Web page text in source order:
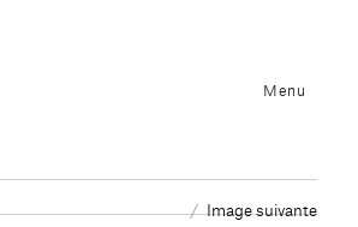
Menu
Image suivante